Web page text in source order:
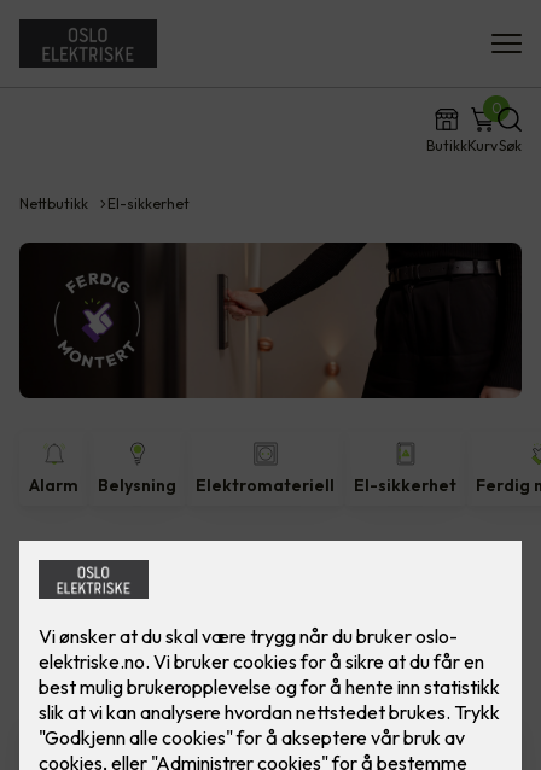
ButikkKurv
0
Søk
Nettbutikk El-sikkerhet
Alarm Belysning Elektromateriell El-sikkerhet Ferdig
Vis flerefiltre
Rehabilitering av sikringsskap